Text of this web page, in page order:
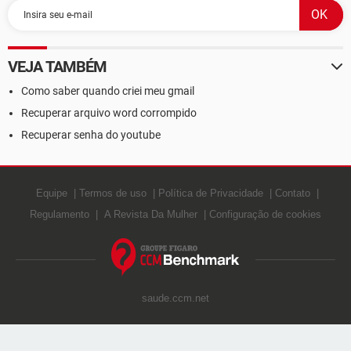
VEJA TAMBÉM
Como saber quando criei meu gmail
Recuperar arquivo word corrompido
Recuperar senha do youtube
Equipe Termos de uso Política de Privacidade
Contato
Regulamento
A Revista Da Mulher Configuração de cookies
saude.ccm.net